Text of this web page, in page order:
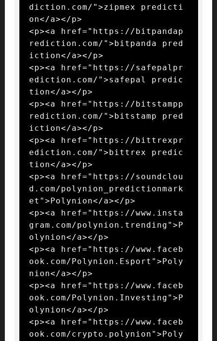
diction.com/">zipmex predicti
on</a></p>
<p><a href="https://bitpandap
rediction.com/">bitpanda pred
iction</a></p>
<p><a href="https://safepalpr
ediction.com/">safepal predic
tion</a></p>
<p><a href="https://bitstampp
rediction.com/">bitstamp pred
iction</a></p>
<p><a href="https://bittrexpr
ediction.com/">bittrex predic
tion</a></p>
<p><a href="https://soundclou
d.com/polynion_predictionmark
et">Polynion</a></p>
<p><a href="https://www.insta
gram.com/polynion.trending">P
olynion</a></p>
<p><a href="https://www.faceb
ook.com/Polynion.Esport">Poly
nion</a></p>
<p><a href="https://www.faceb
ook.com/Polynion.Investing">P
olynion</a></p>
<p><a href="https://www.faceb
ook.com/crypto.polynion">Poly